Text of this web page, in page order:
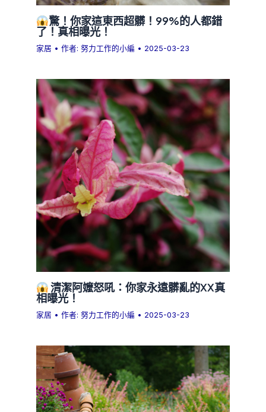
驚！你家這東西超髒！99%的人都錯
了！真相曝光！
家居 • 作者:努力工作的小編 • 2025-03-23
清潔阿嬤怒吼：你家永遠髒亂的XX真
相曝光！
家居 • 作者:努力工作的小編 • 2025-03-23